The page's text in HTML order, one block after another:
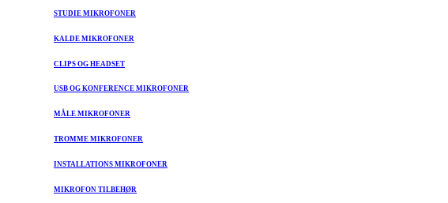
STUDIE MIKROFONER
KALDE MIKROFONER
CLIPS OG HEADSET
USB OG KONFERENCE MIKROFONER
MÅLE MIKROFONER
TROMME MIKROFONER
INSTALLATIONS MIKROFONER
MIKROFON TILBEHØR